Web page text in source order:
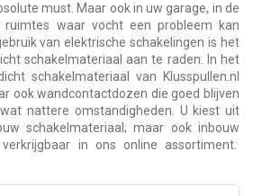
must. Maar ook in uw garage, in de
ruimtes waar vocht een probleem kan
van elektrische schakelingen is het
schakelmateriaal aan te raden. In het
schakelmateriaal van Klusspullen.nl
ook wandcontactdozen die goed blijven
nattere omstandigheden. U kiest uit
schakelmateriaal; maar ook inbouw
in ons online assortiment.